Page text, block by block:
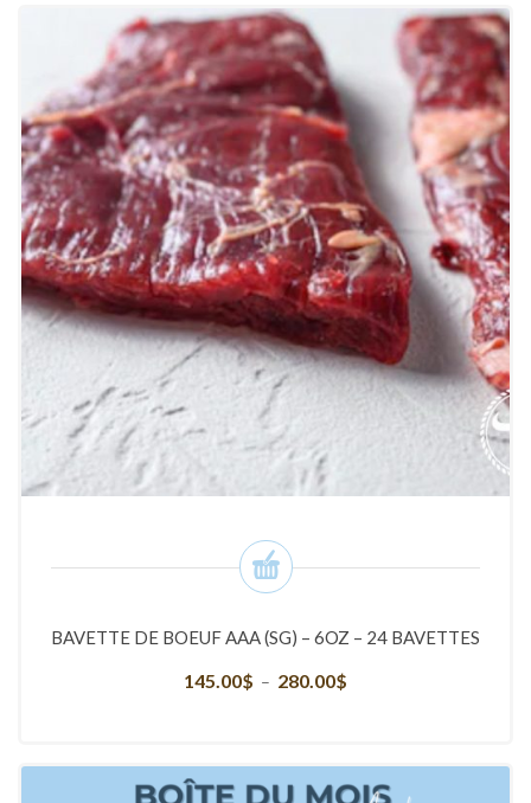
à
420.00$
BAVETTE DE BOEUF AAA (SG) – 6OZ – 24 BAVETTES
145.00$ – 280.00$
à
280.00$